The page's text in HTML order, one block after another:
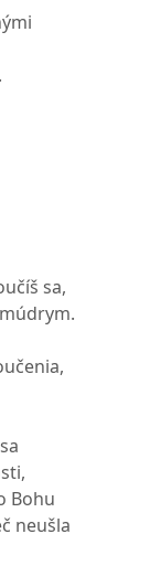
sa,
Bohu
neušla